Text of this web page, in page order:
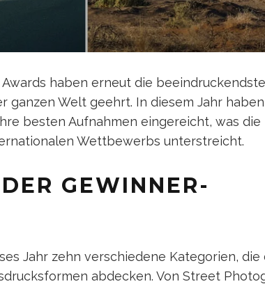
haben erneut die
ganzen Welt geehrt. In diesem Jahr
besten Aufnahmen eingereicht, was die
Wettbewerbs unterstreicht.
GEWINNER-
Jahr zehn verschiedene Kategorien, die
abdecken. Von Street